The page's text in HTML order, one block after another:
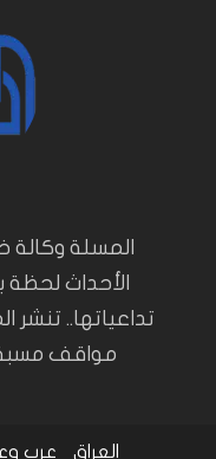
المسلة وكالة
الأحداث لحظة
تداعياتها.. تنشر
مواقف
العراق عرب